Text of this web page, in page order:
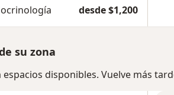
desde $1,200
su zona
disponibles. Vuelve más